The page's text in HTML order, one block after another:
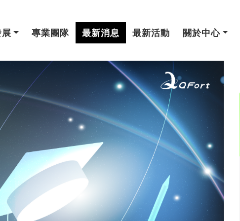
專業團隊 最新消息 最新活動 關於中心